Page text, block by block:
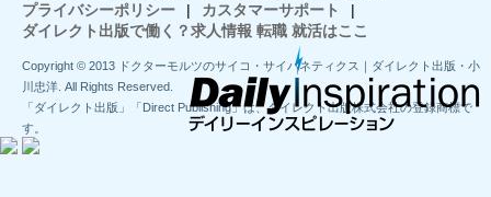
プライバシーポリシー
| カスタマーサポート
|
ダイレクト出版で働く？求人情報 転職 就活はここ
Copyright © 2013 ドクターモルツのサイコ・サイバネティクス｜ダイレクト出版・小
川忠洋. All Rights Reserved.
「ダイレクト出版」「Direct Publishing」は、ダイレクト出版株式会社の登録商標で
す。